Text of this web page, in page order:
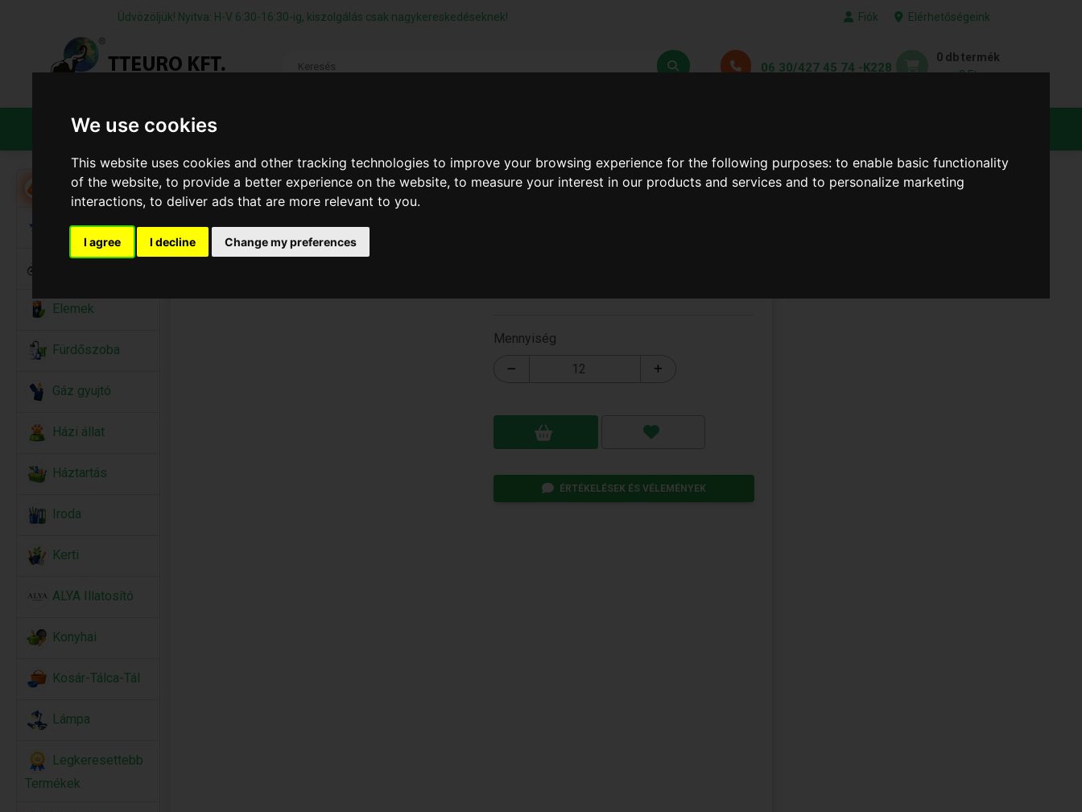
We use cookies
This website uses cookies and other tracking technologies to improve your browsing experience for the following purposes:to enable basic functionality
of the website,to provide a better experience on the website,to measure your interest in our products and services and to personalize marketing
interactions,to deliver ads that are more relevant to you.
I agree I decline Change my preferences
Üdvözöljük! Nyitva: H-V 6:30-16:30-ig, kiszolgálás csak nagykereskedéseknek! Fiók Elérhetőségeink
06 30/427 45 74 -K228
0 db termék
0 Ft
TERMÉKEK
Akció
Alkalmi Kellékek
Elemek
Fürdőszoba
Gáz gyujtó
Házi állat
Háztartás
Iroda
Kerti
ALYA Illatosító
Konyhai
Kosár-Tálca-Tál
Lámpa
Legkeresettebb
Termékek
Mennyiség
ÉRTÉKELÉSEK ÉS VÉLEMÉNYEK